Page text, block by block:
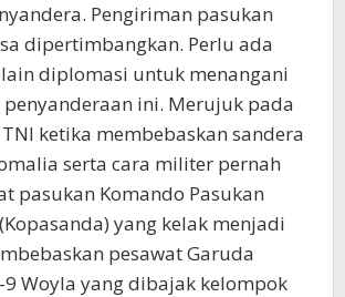
Pengiriman pasukan
dipertimbangkan. Perlu ada
diplomasi untuk menangani
ini. Merujuk pada
ketika membebaskan sandera
serta cara militer pernah
pasukan Komando Pasukan
yang kelak menjadi
pesawat Garuda
9 Woyla yang dibajak kelompok